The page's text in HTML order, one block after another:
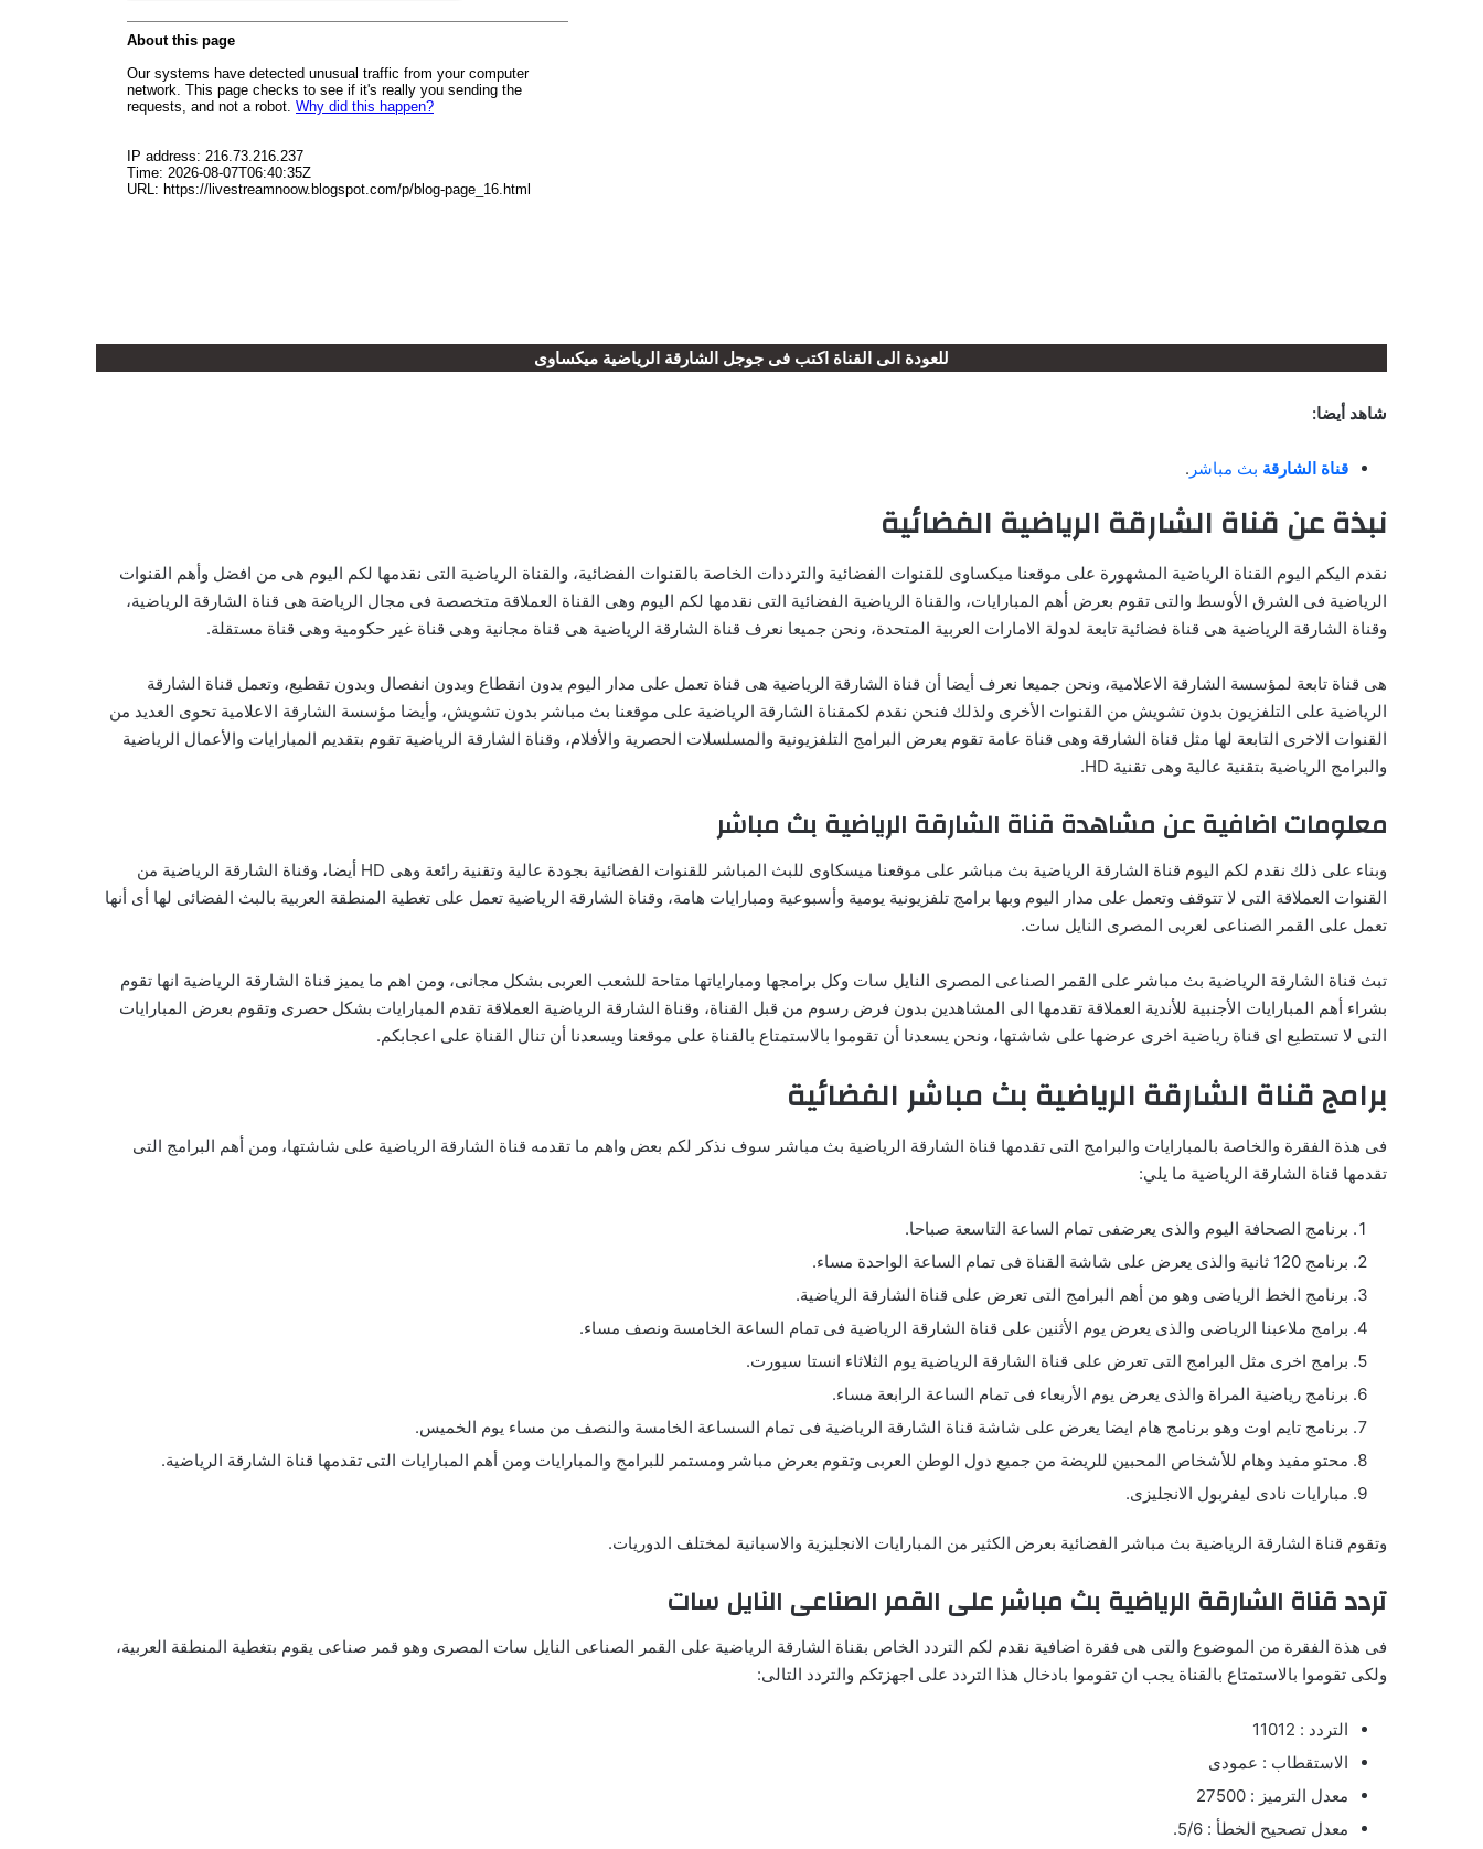
للعودة الى القناة اكتب فى جوجل الشارقة الرياضية ميكساوى
شاهد أيضا:
قناة الشارقة بث مباشر .
نبذة عن قناة الشارقة الرياضية الفضائية
نقدم اليكم اليوم القناة الرياضية المشهورة على موقعنا ميكساوى للقنوات الفضائية والترددات الخاصة بالقنوات الفضائية، والقناة الرياضية التى نقدمها لكم اليوم هى من افضل وأهم القنوات
الرياضية فى الشرق الأوسط والتى تقوم بعرض أهم المبارايات، والقناة الرياضية الفضائية التى نقدمها لكم اليوم وهى القناة العملاقة متخصصة فى مجال الرياضة هى قناة الشارقة الرياضية،
وقناة الشارقة الرياضية هى قناة فضائية تابعة لدولة الامارات العربية المتحدة، ونحن جميعا نعرف قناة الشارقة الرياضية هى قناة مجانية وهى قناة غير حكومية وهى قناة مستقلة.
هى قناة تابعة لمؤسسة الشارقة الاعلامية، ونحن جميعا نعرف أيضا أن قناة الشارقة الرياضية هى قناة تعمل على مدار اليوم بدون انقطاع وبدون انفصال وبدون تقطيع، وتعمل قناة الشارقة
الرياضية على التلفزيون بدون تشويش من القنوات الأخرى ولذلك فنحن نقدم لكمقناة الشارقة الرياضية على موقعنا بث مباشر بدون تشويش، وأيضا مؤسسة الشارقة الاعلامية تحوى العديد من
القنوات الاخرى التابعة لها مثل قناة الشارقة وهى قناة عامة تقوم بعرض البرامج التلفزيونية والمسلسلات الحصرية والأفلام، وقناة الشارقة الرياضية تقوم بتقديم المبارايات والأعمال الرياضية
والبرامج الرياضية بتقنية عالية وهى تقنية HD.
معلومات اضافية عن مشاهدة قناة الشارقة الرياضية بث مباشر
وبناء على ذلك نقدم لكم اليوم قناة الشارقة الرياضية بث مباشر على موقعنا ميسكاوى للبث المباشر للقنوات الفضائية بجودة عالية وتقنية رائعة وهى HD أيضا، وقناة الشارقة الرياضية من
القنوات العملاقة التى لا تتوقف وتعمل على مدار اليوم وبها برامج تلفزيونية يومية وأسبوعية ومبارايات هامة، وقناة الشارقة الرياضية تعمل على تغطية المنطقة العربية بالبث الفضائى لها أى أنها
تعمل على القمر الصناعى لعربى المصرى النايل سات.
تبث قناة الشارقة الرياضية بث مباشر على القمر الصناعى المصرى النايل سات وكل برامجها ومباراياتها متاحة للشعب العربى بشكل مجانى، ومن اهم ما يميز قناة الشارقة الرياضية انها تقوم
بشراء أهم المبارايات الأجنبية للأندية العملاقة تقدمها الى المشاهدين بدون فرض رسوم من قبل القناة، وقناة الشارقة الرياضية العملاقة تقدم المبارايات بشكل حصرى وتقوم بعرض المبارايات
التى لا تستطيع اى قناة رياضية اخرى عرضها على شاشتها، ونحن يسعدنا أن تقوموا بالاستمتاع بالقناة على موقعنا ويسعدنا أن تنال القناة على اعجابكم.
برامج قناة الشارقة الرياضية بث مباشر الفضائية
فى هذة الفقرة والخاصة بالمبارايات والبرامج التى تقدمها قناة الشارقة الرياضية بث مباشر سوف نذكر لكم بعض واهم ما تقدمه قناة الشارقة الرياضية على شاشتها، ومن أهم البرامج التى
تقدمها قناة الشارقة الرياضية ما يلي:
برنامج الصحافة اليوم والذى يعرضفى تمام الساعة التاسعة صباحا.
برنامج 120 ثانية والذى يعرض على شاشة القناة فى تمام الساعة الواحدة مساء.
برنامج الخط الرياضى وهو من أهم البرامج التى تعرض على قناة الشارقة الرياضية.
برامج ملاعبنا الرياضى والذى يعرض يوم الأثنين على قناة الشارقة الرياضية فى تمام الساعة الخامسة ونصف مساء.
برامج اخرى مثل البرامج التى تعرض على قناة الشارقة الرياضية يوم الثلاثاء انستا سبورت.
برنامج رياضية المراة والذى يعرض يوم الأربعاء فى تمام الساعة الرابعة مساء.
برنامج تايم اوت وهو برنامج هام ايضا يعرض على شاشة قناة الشارقة الرياضية فى تمام السساعة الخامسة والنصف من مساء يوم الخميس.
محتو مفيد وهام للأشخاص المحبين للريضة من جميع دول الوطن العربى وتقوم بعرض مباشر ومستمر للبرامج والمبارايات ومن أهم المبارايات التى تقدمها قناة الشارقة الرياضية.
مبارايات نادى ليفربول الانجليزى.
وتقوم قناة الشارقة الرياضية بث مباشر الفضائية بعرض الكثير من المبارايات الانجليزية والاسبانية لمختلف الدوريات.
تردد قناة الشارقة الرياضية بث مباشر على القمر الصناعى النايل سات
فى هذة الفقرة من الموضوع والتى هى فقرة اضافية نقدم لكم التردد الخاص بقناة الشارقة الرياضية على القمر الصناعى النايل سات المصرى وهو قمر صناعى يقوم بتغطية المنطقة العربية،
ولكى تقوموا بالاستمتاع بالقناة يجب ان تقوموا بادخال هذا التردد على اجهزتكم والتردد التالى:
التردد : 11012
الاستقطاب : عمودى
معدل الترميز : 27500
معدل تصحيح الخطأ : 5/6.